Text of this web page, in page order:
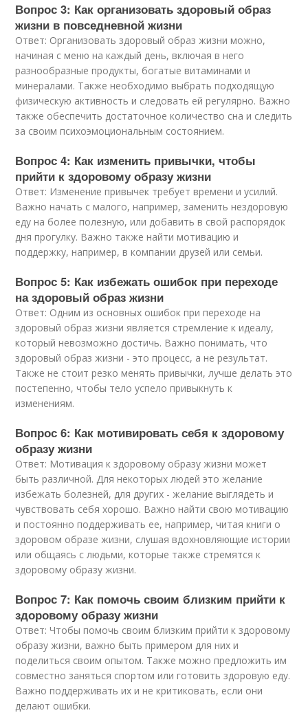
Вопрос 3: Как организовать здоровый образ
жизни в повседневной жизни
Ответ: Организовать здоровый образ жизни можно,
начиная с меню на каждый день, включая в него
разнообразные продукты, богатые витаминами и
минералами. Также необходимо выбрать подходящую
физическую активность и следовать ей регулярно. Важно
также обеспечить достаточное количество сна и следить
за своим психоэмоциональным состоянием.
Вопрос 4: Как изменить привычки, чтобы
прийти к здоровому образу жизни
Ответ: Изменение привычек требует времени и усилий.
Важно начать с малого, например, заменить нездоровую
еду на более полезную, или добавить в свой распорядок
дня прогулку. Важно также найти мотивацию и
поддержку, например, в компании друзей или семьи.
Вопрос 5: Как избежать ошибок при переходе
на здоровый образ жизни
Ответ: Одним из основных ошибок при переходе на
здоровый образ жизни является стремление к идеалу,
который невозможно достичь. Важно понимать, что
здоровый образ жизни - это процесс, а не результат.
Также не стоит резко менять привычки, лучше делать это
постепенно, чтобы тело успело привыкнуть к
изменениям.
Вопрос 6: Как мотивировать себя к здоровому
образу жизни
Ответ: Мотивация к здоровому образу жизни может
быть различной. Для некоторых людей это желание
избежать болезней, для других - желание выглядеть и
чувствовать себя хорошо. Важно найти свою мотивацию
и постоянно поддерживать ее, например, читая книги о
здоровом образе жизни, слушая вдохновляющие истории
или общаясь с людьми, которые также стремятся к
здоровому образу жизни.
Вопрос 7: Как помочь своим близким прийти к
здоровому образу жизни
Ответ: Чтобы помочь своим близким прийти к здоровому
образу жизни, важно быть примером для них и
поделиться своим опытом. Также можно предложить им
совместно заняться спортом или готовить здоровую еду.
Важно поддерживать их и не критиковать, если они
делают ошибки.